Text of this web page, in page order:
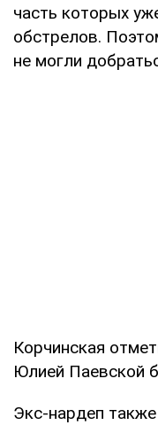
часть которых
обстрелов.
не могли
Корчинская
Юлией Паевской
Экс-нардеп